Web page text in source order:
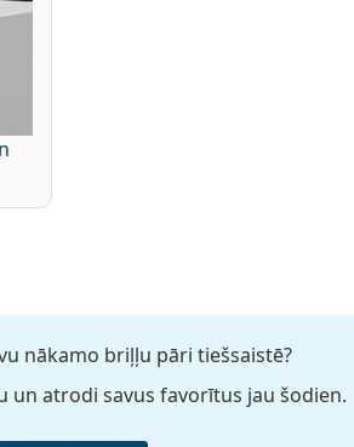
nākamo briļļu pāri tiešsaistē?
un atrodi savus favorītus jau šodien.